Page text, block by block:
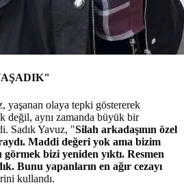
yaşanan olaya tepki göstererek
değil, aynı zamanda büyük bir
Sadık Yavuz, "Silah arkadaşının özel
Maddi değeri yok ama bizim
bizi yeniden yıktı. Resmen
Bunu yapanların en ağır cezayı
kullandı.